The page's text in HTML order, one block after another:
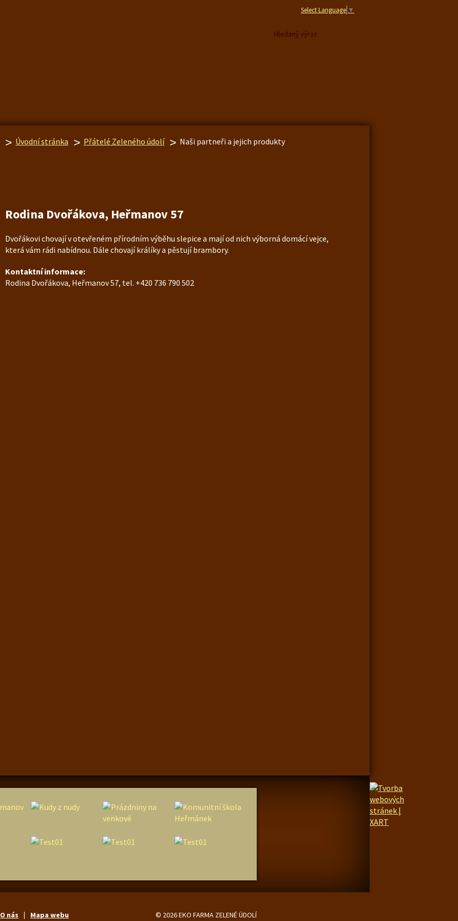
Select Language ▼
Úvodní stránka Přátelé Zeleného údolí Naši partneři a jejich produkty
Rodina Dvořákova, Heřmanov 57
Dvořákovi chovají v otevřeném přírodním výběhu slepice a mají od nich výborná domácí vejce,
která vám rádi nabídnou. Dále chovají králíky a pěstují brambory.
Kontaktní informace:
Rodina Dvořákova, Heřmanov 57, tel. +420 736 790 502
O nás Mapa webu © 2026 EKO FARMA ZELENÉ ÚDOLÍ